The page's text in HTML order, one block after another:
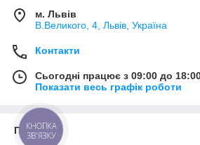
м. Львів
В.Великого, 4, Львів, Україна
Контакти
Сьогодні працює з 09:00 до
Показати весь графік роботи
Про нас
КНОПКА
ЗВ'ЯЗКУ